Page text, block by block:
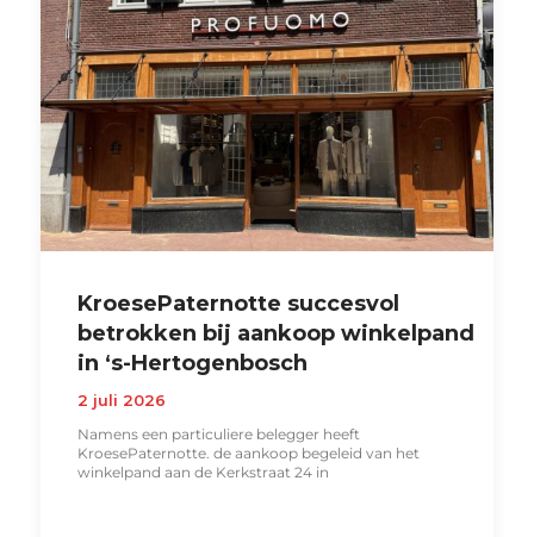
KroesePaternotte succesvol
betrokken bij aankoop winkelpand
in ‘s-Hertogenbosch
2 juli 2026
Namens een particuliere belegger heeft
KroesePaternotte. de aankoop begeleid van het
winkelpand aan de Kerkstraat 24 in